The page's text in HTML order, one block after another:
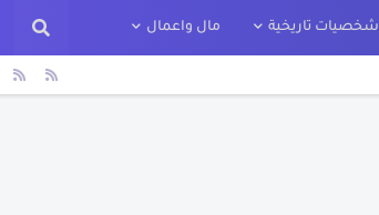
شخصيات تاريخية مال واعمال